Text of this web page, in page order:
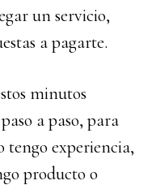
un servicio,
a pagarte.
minutos
a paso, para
tengo experiencia,
producto o